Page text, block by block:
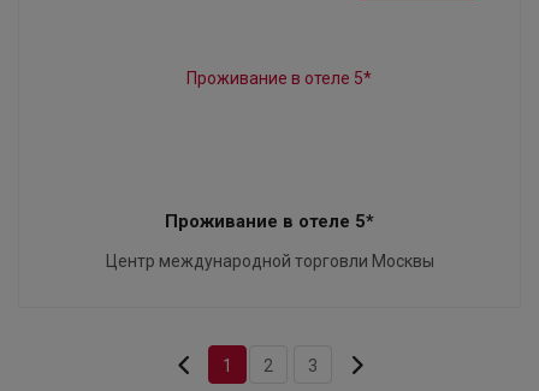
Проживание в отеле 5*
Центр международной торговли Москвы
1 2 3